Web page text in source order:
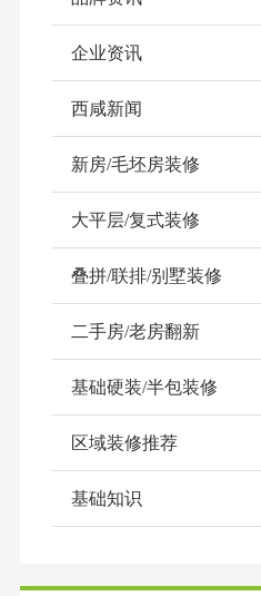
企业资讯
西咸新闻
新房/毛坯房装修
大平层/复式装修
叠拼/联排/别墅装修
二手房/老房翻新
基础硬装/半包装修
区域装修推荐
基础知识